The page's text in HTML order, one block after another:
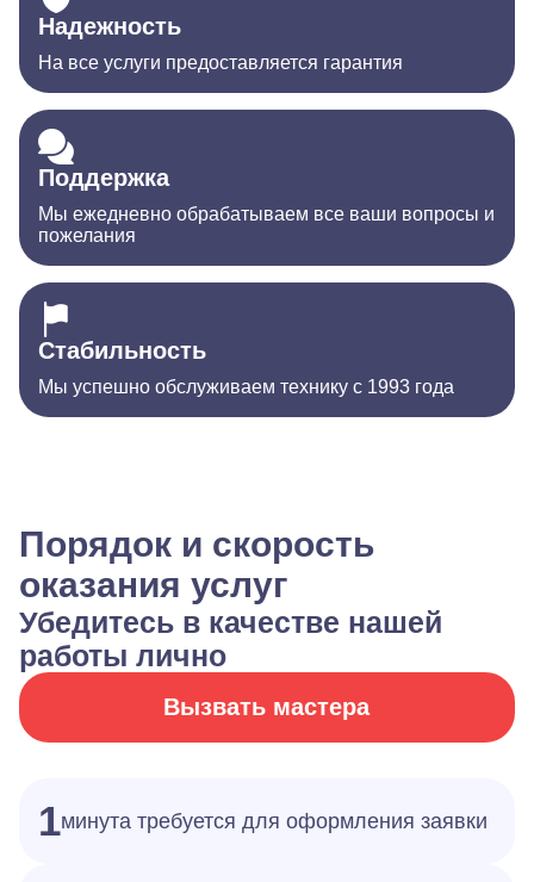
Надежность
На все услуги предоставляется гарантия
Поддержка
Мы ежедневно обрабатываем все ваши вопросы и
пожелания
Стабильность
Мы успешно обслуживаем технику с 1993 года
Порядок и скорость
оказания услуг
Убедитесь в качестве нашей
работы лично
Вызвать мастера
1минута требуется для оформления заявки